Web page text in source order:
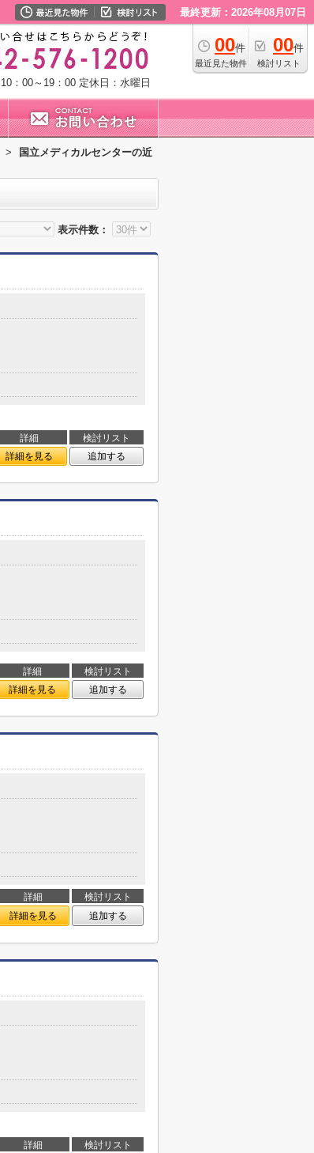
最終更新：2026年08月07日
00件
最近見た物件
00件
検討リスト
：00～19：00 定休日：水曜日
>
国立メディカルセンターの近
表示件数：
詳細
検討リスト
詳細を見る 追加する
詳細
検討リスト
詳細を見る 追加する
詳細
検討リスト
詳細を見る 追加する
詳細
検討リスト